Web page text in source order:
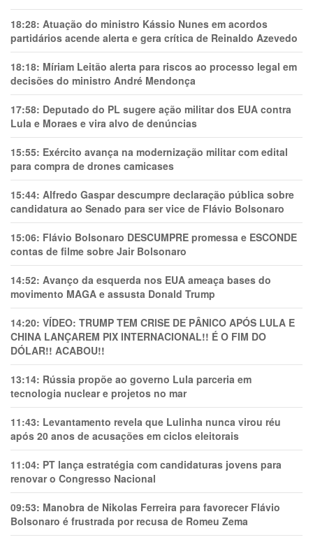
18:28: Atuação do ministro Kássio Nunes em acordos
partidários acende alerta e gera crítica de Reinaldo Azevedo
18:18: Míriam Leitão alerta para riscos ao processo legal em
decisões do ministro André Mendonça
17:58: Deputado do PL sugere ação militar dos EUA contra
Lula e Moraes e vira alvo de denúncias
15:55: Exército avança na modernização militar com edital
para compra de drones camicases
15:44: Alfredo Gaspar descumpre declaração pública sobre
candidatura ao Senado para ser vice de Flávio Bolsonaro
15:06: Flávio Bolsonaro DESCUMPRE promessa e ESCONDE
contas de filme sobre Jair Bolsonaro
14:52: Avanço da esquerda nos EUA ameaça bases do
movimento MAGA e assusta Donald Trump
14:20: VÍDEO: TRUMP TEM CRlSE DE PÂNlCO APÓS LULA E
CHINA LANÇAREM PIX INTERNACIONAL!! É O FIM DO
DÓLAR!! ACABOU!!
13:14: Rússia propõe ao governo Lula parceria em
tecnologia nuclear e projetos no mar
11:43: Levantamento revela que Lulinha nunca virou réu
após 20 anos de acusações em ciclos eleitorais
11:04: PT lança estratégia com candidaturas jovens para
renovar o Congresso Nacional
09:53: Manobra de Nikolas Ferreira para favorecer Flávio
Bolsonaro é frustrada por recusa de Romeu Zema